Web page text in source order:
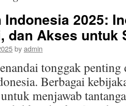
2025:
dan Akses untuk
byadmin
tonggak penting
Berbagai
menjawab